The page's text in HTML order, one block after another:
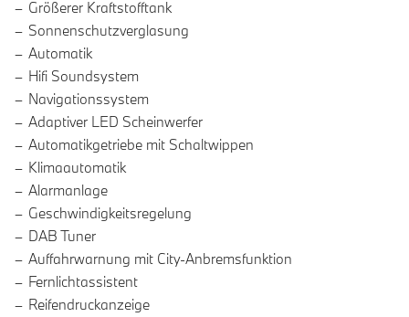
Größerer Kraftstofftank
Sonnenschutzverglasung
Automatik
Hifi Soundsystem
Navigationssystem
Adaptiver LED Scheinwerfer
Automatikgetriebe mit Schaltwippen
Klimaautomatik
Alarmanlage
Geschwindigkeitsregelung
DAB Tuner
Auffahrwarnung mit City-Anbremsfunktion
Fernlichtassistent
Reifendruckanzeige